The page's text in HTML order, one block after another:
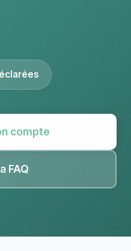
compte
FAQ